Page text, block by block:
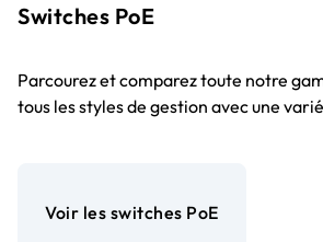
Switches PoE
Parcourez et comparez toute notre
tous les styles de gestion avec une
Voir les switches PoE